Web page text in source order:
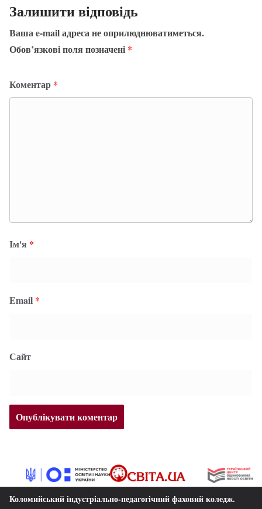
Залишити відповідь
Ваша e-mail адреса не оприлюднюватиметься.
Обов’язкові поля позначені *
Коментар *
Ім'я *
Email *
Сайт
Коломийський індустріально-педагогічний фаховий коледж.